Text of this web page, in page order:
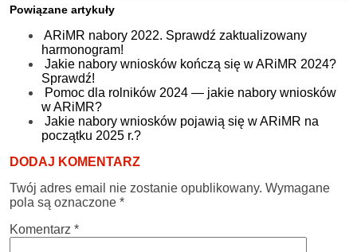
Powiązane artykuły
ARiMR nabory 2022. Sprawdź zaktualizowany
harmonogram!
Jakie nabory wniosków kończą się w ARiMR 2024?
Sprawdź!
Pomoc dla rolników 2024 — jakie nabory wniosków
w ARiMR?
Jakie nabory wniosków pojawią się w ARiMR na
początku 2025 r.?
DODAJ KOMENTARZ
Twój adres email nie zostanie opublikowany. Wymagane
pola są oznaczone *
Komentarz *